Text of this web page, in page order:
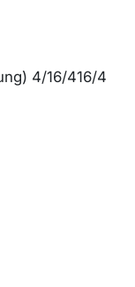
4/16/416/4